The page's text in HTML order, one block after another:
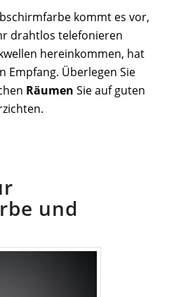
kommt es vor,
drahtlos telefonieren
hereinkommen, hat
Empfang. Überlegen Sie
Räumen Sie auf guten
und